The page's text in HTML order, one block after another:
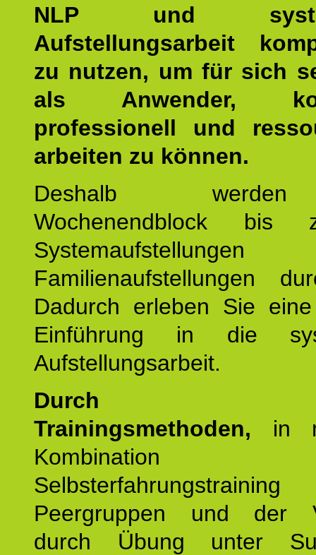
NLP und
Aufstellungsarbeit
zu nutzen, um für sich
als Anwender,
professionell und
arbeiten zu können.
Deshalb
Wochenendblock bis
Familienaufstellungen
Dadurch erleben Sie
Einführung in die
Aufstellungsarbeit.
Durch
Trainingsmethoden, in
Peergruppen und der
durch Übung unter